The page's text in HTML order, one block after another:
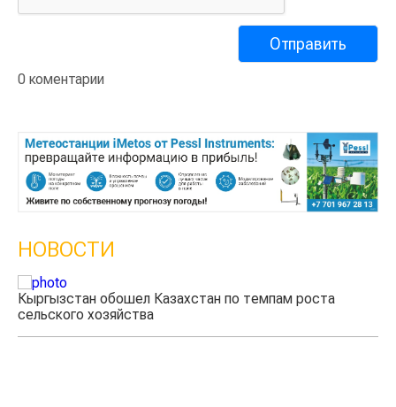
0 коментарии
НОВОСТИ
Кыргызстан обошел Казахстан по темпам роста
сельского хозяйства